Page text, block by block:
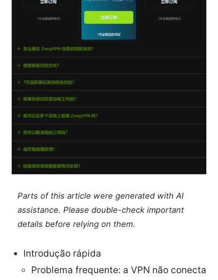
Parts of this article were generated with AI
assistance. Please double-check important
details before relying on them.
Introdução rápida
Problema frequente: a VPN não conecta